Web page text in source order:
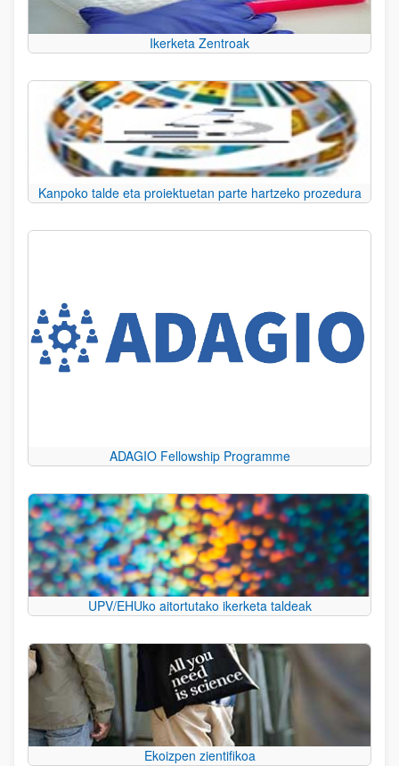
Ikerketa Zentroak
Kanpoko talde eta proiektuetan parte hartzeko prozedura
ADAGIO Fellowship Programme
UPV/EHUko aitortutako ikerketa taldeak
Ekoizpen zientifikoa